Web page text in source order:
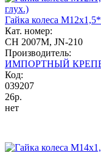
Гайка колеса
Кат. номер:
CH 2007M, JN-210
Производитель:
ИМПОРТНЫЙ
Код:
039207
26р.
нет